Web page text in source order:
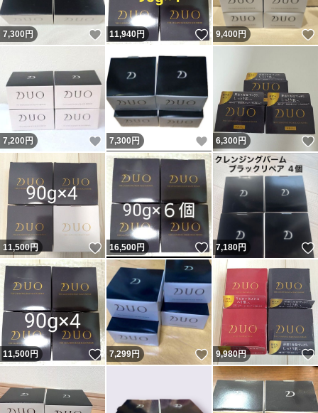
7,300 円 いいね！
11,940円 いいね！
9,400円
7,200 円 いいね！
7,300 円 いいね！
6,300円
11,500円 いいね！
16,500円 いいね！
7,180円
11,500円 いいね！
7,299円 いいね！
9,980円